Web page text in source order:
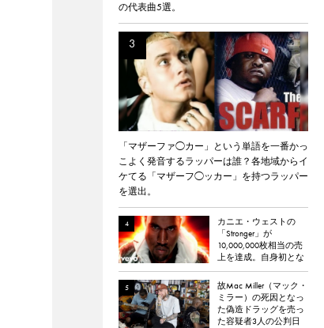
の代表曲5選。
「マザーファ◯カー」という単語を一番かっ
こよく発音するラッパーは誰？各地域からイ
ケてる「マザーフ◯ッカー」を持つラッパー
を選出。
カニエ・ウェストの
「Stronger」が
10,000,000枚相当の売
上を達成。自身初とな
るダイヤモンド認定
故Mac Miller（マック・
ミラー）の死因となっ
た偽造ドラッグを売っ
た容疑者3人の公判日